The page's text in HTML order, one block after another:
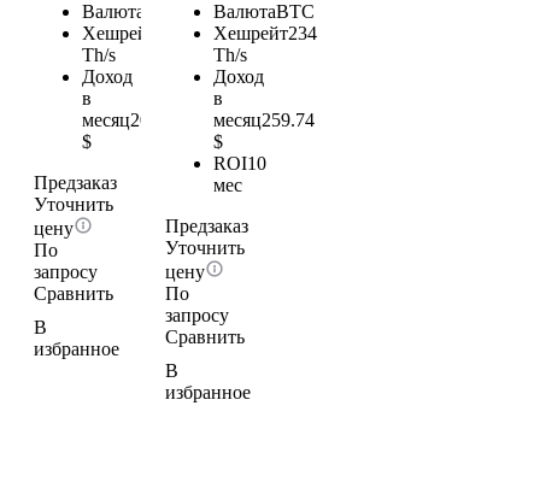
Валюта
Хешрейт
Th/s
Доход
в
месяц204.24
$
Предзаказ
Уточнить
цену
По
запросу
Сравнить
В
избранное
ВалютаBTC
Хешрейт234
Th/s
Доход
в
месяц259.74
$
ROI10
мес
Предзаказ
Уточнить
цену
По
запросу
Сравнить
В
избранное